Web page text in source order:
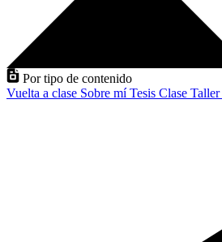
Por tipo de contenido
Vuelta a clase Sobre míTesis Clase Taller